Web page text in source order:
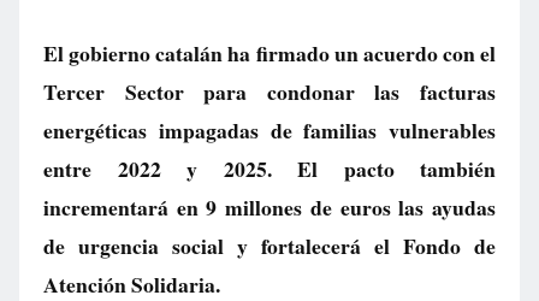
El gobierno catalán ha firmado un acuerdo con el
Tercer Sector para condonar las facturas
energéticas impagadas de familias vulnerables
entre 2022 y 2025. El pacto también
incrementará en 9 millones de euros las ayudas
de urgencia social y fortalecerá el Fondo de
Atención Solidaria.